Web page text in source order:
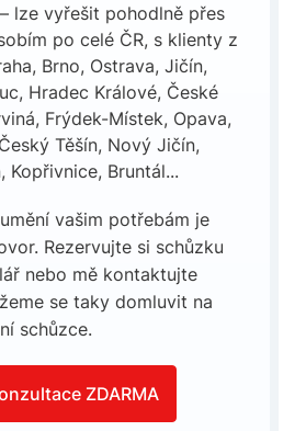
lze vyřešit pohodlně přes
po celé ČR, s klienty z
Brno, Ostrava, Jičín,
Hradec Králové, České
Frýdek-Místek, Opava,
Těšín, Nový Jičín,
Kopřivnice, Bruntál...
vašim potřebám je
Rezervujte si schůzku
nebo mě kontaktujte
se taky domluvit na
schůzce.
ZDARMA